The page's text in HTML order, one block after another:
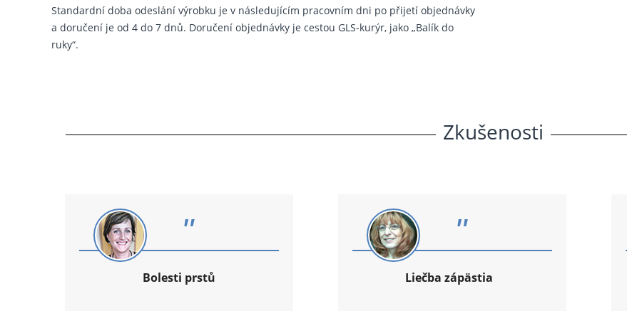
Standardní doba odeslání výrobku je v následujícím pracovním dni po přijetí objednávky
a doručení je od 4 do 7 dnů. Doručení objednávky je cestou GLS-kurýr, jako „Balík do
ruky“.
Zkušenosti
"
Bolesti prstů
"
Liečba zápästia